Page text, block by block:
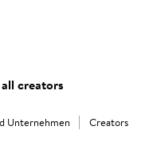
creators
Unternehmen Creators